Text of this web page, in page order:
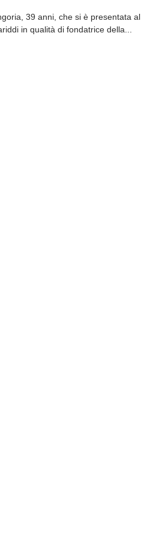
39 anni, che si è presentata al
in qualità di fondatrice della...